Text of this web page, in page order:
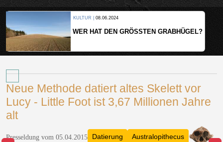
KULTUR | 08.06.2024
WER HAT DEN GRÖSSTEN GRABHÜGEL?
Neue Methode datiert altes Skelett vor
Lucy - Little Foot ist 3,67 Millionen Jahre
alt
Presseldung vom 05.04.2015 Datierung Australopithecus